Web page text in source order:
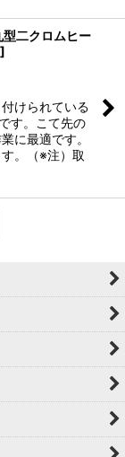
二クロムヒー
]
けられている
す。こて先の
に最適です。
。（※注）取